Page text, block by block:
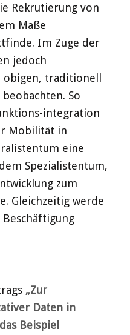
Rekrutierung von
Maße
Im Zuge der
jedoch
traditionell
So
integration
Mobilität in
eine
Spezialistentum,
zum
Gleichzeitig werde
„Zur
Daten in
Beispiel